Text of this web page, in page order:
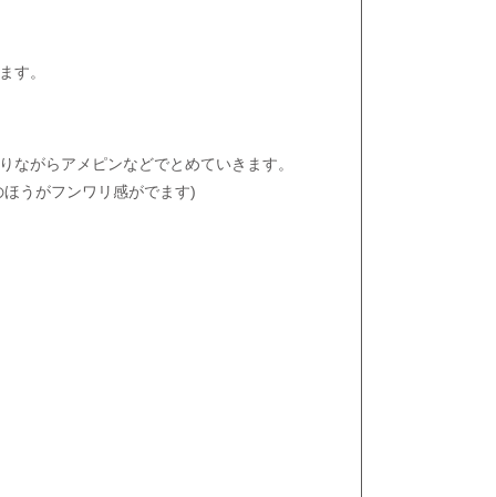
す。
がらアメピンなどでとめていきます。
うがフンワリ感がでます)